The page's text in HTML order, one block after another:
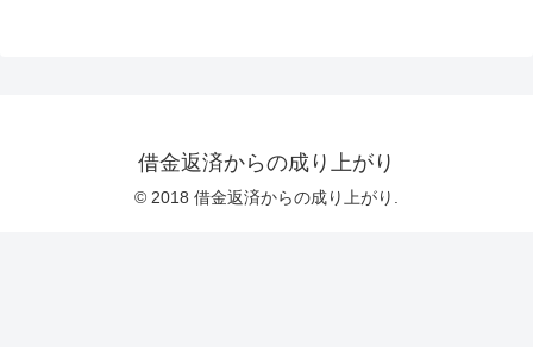
借金返済からの成り上がり
© 2018 借金返済からの成り上がり.